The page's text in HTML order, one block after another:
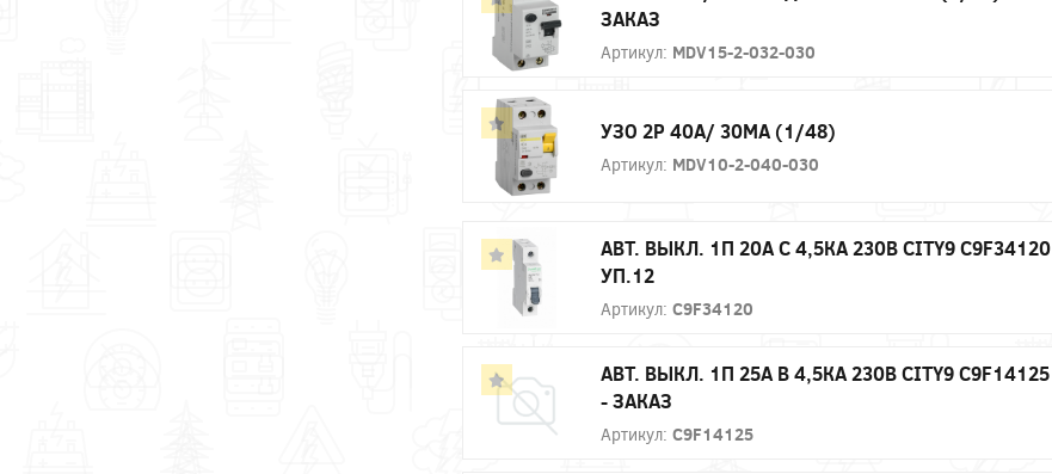
ЗАКАЗ
Артикул: MDV15-2-032-030
УЗО 2P 40А/ 30МА (1/48)
Артикул: MDV10-2-040-030
АВТ. ВЫКЛ. 1П 20А С 4,5КА 230В CITY9 C9F34120
УП.12
Артикул: C9F34120
АВТ. ВЫКЛ. 1П 25А B 4,5КА 230В CITY9 C9F14125
- ЗАКАЗ
Артикул: C9F14125